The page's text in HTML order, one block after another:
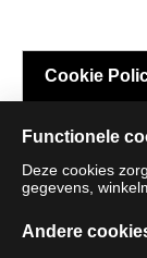
Cookie
Functionele
Deze cookies
gegevens,
Andere